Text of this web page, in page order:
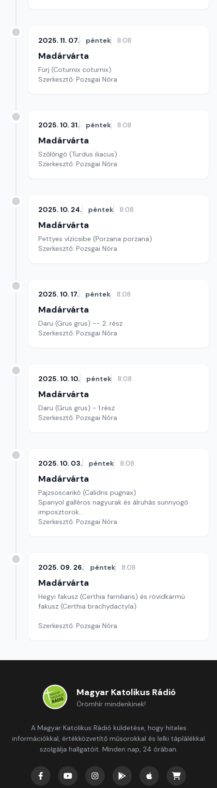
2025. 11. 07. péntek 8:08
Madárvárta
Fürj (Coturnix coturnix)
Szerkesztő: Pozsgai Nóra
2025. 10. 31. péntek 8:08
Madárvárta
Szőlőrigó (Turdus iliacus)
Szerkesztő: Pozsgai Nóra
2025. 10. 24. péntek 8:08
Madárvárta
Pettyes vízicsibe (Porzana porzana)
Szerkesztő: Pozsgai Nóra
2025. 10. 17. péntek 8:08
Madárvárta
Daru (Grus grus) -- 2. rész
Szerkesztő: Pozsgai Nóra
2025. 10. 10. péntek 8:08
Madárvárta
Daru (Grus grus) - 1.rész
Szerkesztő: Pozsgai Nóra
2025. 10. 03. péntek 8:08
Madárvárta
Pajzsoscankó (Calidris pugnax)
Spanyol galléros nagyurak és álruhás sunnyogó
imposztorok...
Szerkesztő: Pozsgai Nóra
2025. 09. 26. péntek 8:08
Madárvárta
Hegyi fakusz (Certhia familiaris) és rövidkarmú
fakusz (Certhia brachydactyla)
Szerkesztő: Pozsgai Nóra
Magyar Katolikus Rádió
Örömhír mindenkinek!
A Magyar Katolikus Rádió küldetése, hogy hiteles
információkkal, értékközvetítő műsorokkal és lelki táplálékkal
szolgálja hallgatóit. Minden nap, 24 órában.